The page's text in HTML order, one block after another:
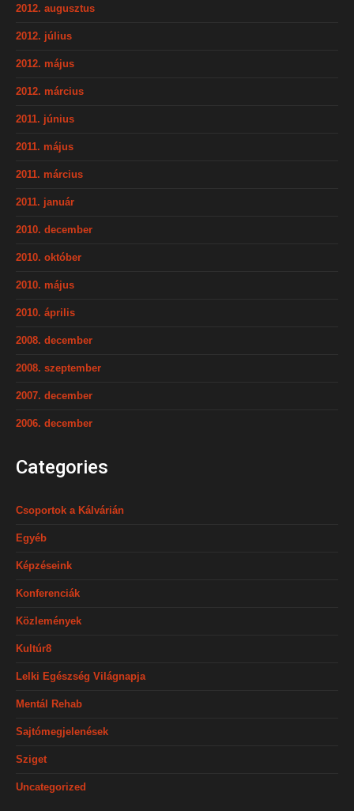
2012. augusztus
2012. július
2012. május
2012. március
2011. június
2011. május
2011. március
2011. január
2010. december
2010. október
2010. május
2010. április
2008. december
2008. szeptember
2007. december
2006. december
Categories
Csoportok a Kálvárián
Egyéb
Képzéseink
Konferenciák
Közlemények
Kultúr8
Lelki Egészség Világnapja
Mentál Rehab
Sajtómegjelenések
Sziget
Uncategorized